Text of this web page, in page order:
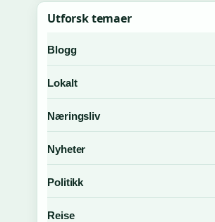
Utforsk temaer
Blogg
Lokalt
Næringsliv
Nyheter
Politikk
Reise